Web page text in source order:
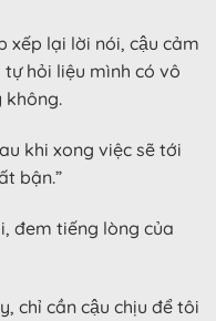
xếp lại lời nói, cậu cảm
tự hỏi liệu mình có vô
không.
khi xong việc sẽ tới
bận.”
đem tiếng lòng của
chỉ cần cậu chịu để tôi